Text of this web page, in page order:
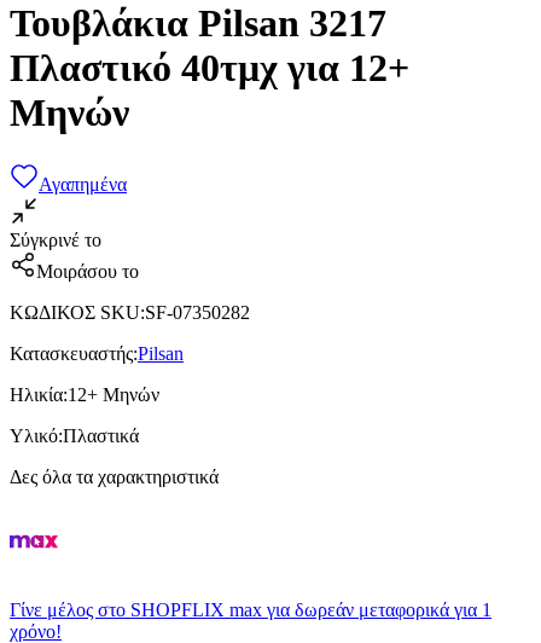
Τουβλάκια Pilsan 3217
Πλαστικό 40τμχ για 12+
Μηνών
Αγαπημένα
Σύγκρινέ το
Μοιράσου το
ΚΩΔΙΚΟΣ SKU:SF-07350282
Κατασκευαστής:Pilsan
Ηλικία:12+ Μηνών
Υλικό:Πλαστικά
Δες όλα τα χαρακτηριστικά
Γίνε μέλος στο SHOPFLIX max για δωρεάν μεταφορικά για 1
χρόνο!